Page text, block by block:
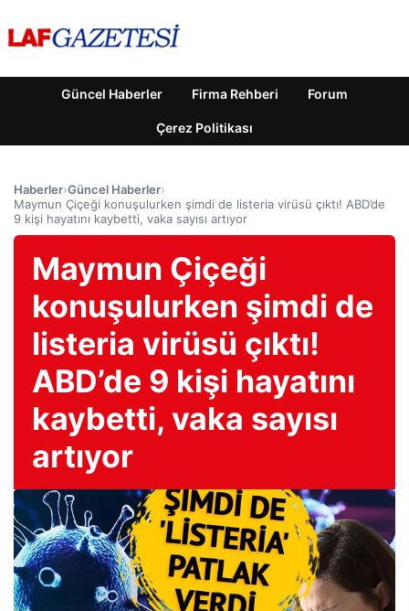
Güncel Haberler Firma Rehberi Forum
Çerez Politikası
Haberler›Güncel Haberler›
Maymun Çiçeği konuşulurken şimdi de listeria virüsü çıktı! ABD’de
9 kişi hayatını kaybetti, vaka sayısı artıyor
Maymun Çiçeği
konuşulurken şimdi de
listeria virüsü çıktı!
ABD’de 9 kişi hayatını
kaybetti, vaka sayısı
artıyor